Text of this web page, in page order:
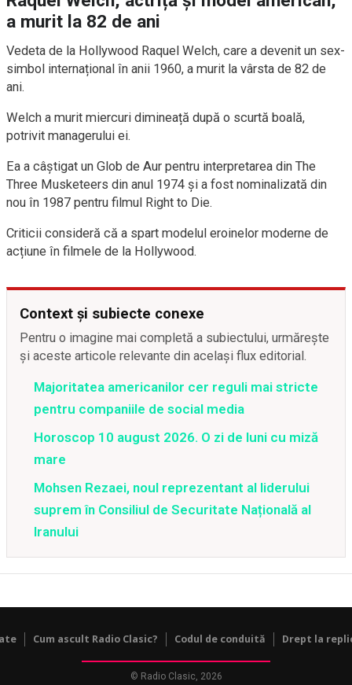
a murit la 82 de ani
Vedeta de la Hollywood Raquel Welch, care a devenit un sex-
simbol internațional în anii 1960, a murit la vârsta de 82 de
ani.
Welch a murit miercuri dimineață după o scurtă boală,
potrivit managerului ei.
Ea a câștigat un Glob de Aur pentru interpretarea din The
Three Musketeers din anul 1974 și a fost nominalizată din
nou în 1987 pentru filmul Right to Die.
Criticii consideră că a spart modelul eroinelor moderne de
acțiune în filmele de la Hollywood.
Context și subiecte conexe
Pentru o imagine mai completă a subiectului, urmărește
și aceste articole relevante din același flux editorial.
Majoritatea americanilor cer reguli mai stricte
pentru companiile de social media
Horoscop 10 august 2026. O zi de luni cu miză
mare
Mohsen Rezaei, noul reprezentant al liderului
suprem în Consiliul de Securitate Națională al
Iranului
Cum ascult Radio Clasic? Codul de conduită Drept la
© Radio Clasic, 2026